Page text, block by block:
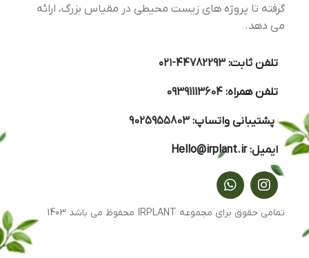
گرفته تا پروژه های زیست محیطی در مقیاس بزرگ، ارائه
می دهد.
تلفن ثابت:44782293-۰۲۱
تلفن همراه:09391113604
پشتیبانی واتساپ:9025955803
ایمیل:Hello@irplant.ir
تمامی حقوق برای مجموعه IRPLANT محفوظ می باشد 1403